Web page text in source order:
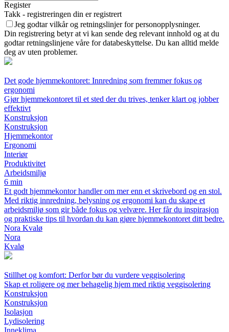
Register
Takk - registreringen din er registrert
Jeg godtar vilkår og retningslinjer for personopplysninger.
Din registrering betyr at vi kan sende deg relevant innhold og at du
godtar retningslinjene våre for databeskyttelse. Du kan alltid melde
deg av uten problemer.
Det gode hjemmekontoret: Innredning som fremmer fokus og
ergonomi
Gjør hjemmekontoret til et sted der du trives, tenker klart og jobber
effektivt
Konstruksjon
Konstruksjon
Hjemmekontor
Ergonomi
Interiør
Produktivitet
Arbeidsmiljø
6 min
Et godt hjemmekontor handler om mer enn et skrivebord og en stol.
Med riktig innredning, belysning og ergonomi kan du skape et
arbeidsmiljø som gir både fokus og velvære. Her får du inspirasjon
og praktiske tips til hvordan du kan gjøre hjemmekontoret ditt bedre.
Nora Kvalø
Nora
Kvalø
Stillhet og komfort: Derfor bør du vurdere veggisolering
Skap et roligere og mer behagelig hjem med riktig veggisolering
Konstruksjon
Konstruksjon
Isolasjon
Lydisolering